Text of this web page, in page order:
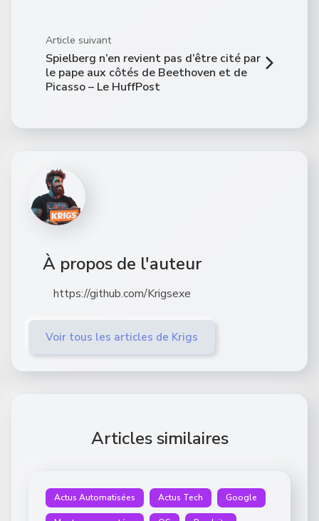
Article suivant
Spielberg n’en revient pas d’être cité par
le pape aux côtés de Beethoven et de
Picasso – Le HuffPost
À propos de l'auteur
https://github.com/Krigsexe
Voir tous les articles de Krigs
Articles similaires
Actus Automatisées Actus Tech Google